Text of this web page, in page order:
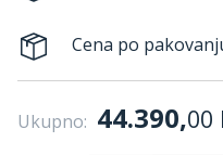
Cena po
Ukupno: 44.390,00